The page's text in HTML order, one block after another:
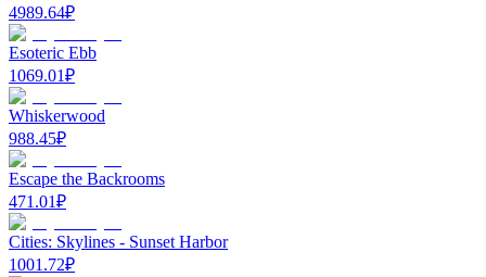
4989.64₽
Esoteric Ebb
1069.01₽
Whiskerwood
988.45₽
Escape the Backrooms
471.01₽
Cities: Skylines - Sunset Harbor
1001.72₽